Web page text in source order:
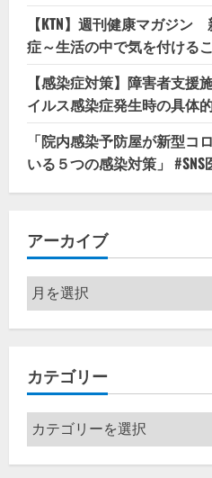
【KTN】週刊健康マガジ
症～生活の中で気を付ける
【感染症対策】障害者支援
イルス感染症発生時の具体
「院内感染予防屋が新型コ
いる５つの感染対策」 #SNS
アーカイブ
ア
ー
カ
ブ
カテゴリー
カ
テ
ゴ